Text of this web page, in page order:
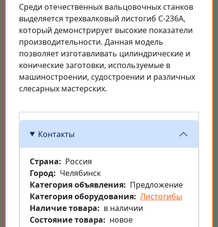
Среди отечественных вальцовочных станков
выделяется трехвалковый листогиб С-236А,
который демонстрирует высокие показатели
производительности. Данная модель
позволяет изготавливать цилиндрические и
конические заготовки, используемые в
машиностроении, судостроении и различных
слесарных мастерских.
Контакты
Страна
Россия
Город
Челябинск
Категория объявления
Предложение
Категория оборудования Листогибы
Наличие товара
в наличии
Состояние товара
новое